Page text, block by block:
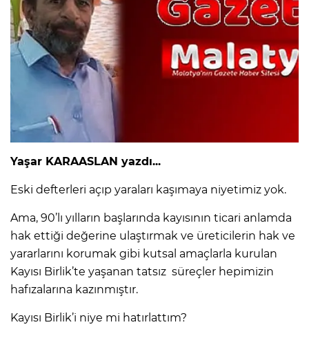
Yaşar KARAASLAN yazdı...
Eski defterleri açıp yaraları kaşımaya niyetimiz yok.
Ama, 90’lı yılların başlarında kayısının ticari anlamda
hak ettiği değerine ulaştırmak ve üreticilerin hak ve
yararlarını korumak gibi kutsal amaçlarla kurulan
Kayısı Birlik’te yaşanan tatsız süreçler hepimizin
hafızalarına kazınmıştır.
Kayısı Birlik’i niye mi hatırlattım?